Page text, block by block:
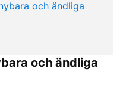
och ändliga